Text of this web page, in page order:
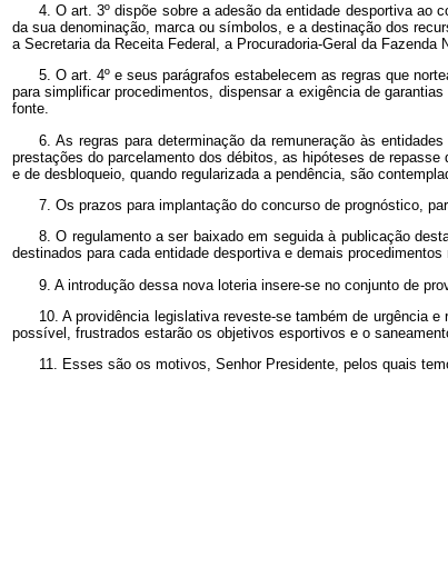
4. O art. 3º dispõe sobre a adesão da entidade desportiva ao
da sua denominação, marca ou símbolos, e a destinação dos
a Secretaria da Receita Federal, a Procuradoria-Geral da
5. O art. 4º e seus parágrafos estabelecem as regras que
para simplificar procedimentos, dispensar a exigência de
fonte.
6. As regras para determinação da remuneração às
prestações do parcelamento dos débitos, as hipóteses de
e de desbloqueio, quando regularizada a pendência, são
7. Os prazos para implantação do concurso de prognóstico,
8. O regulamento a ser baixado em seguida à publicação
destinados para cada entidade desportiva e demais
9. A introdução dessa nova loteria insere-se no conjunto de
10. A providência legislativa reveste-se também de urgência
possível, frustrados estarão os objetivos esportivos e o
11. Esses são os motivos, Senhor Presidente, pelos quais